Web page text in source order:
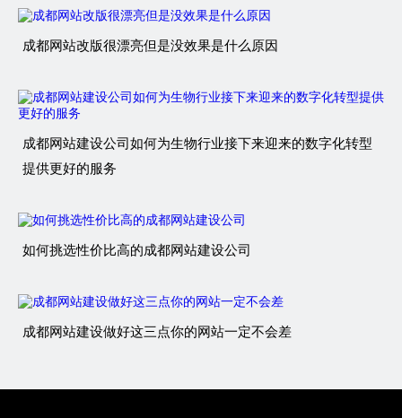
成都网站改版很漂亮但是没效果是什么原因
成都网站建设公司如何为生物行业接下来迎来的数字化转型
提供更好的服务
如何挑选性价比高的成都网站建设公司
成都网站建设做好这三点你的网站一定不会差